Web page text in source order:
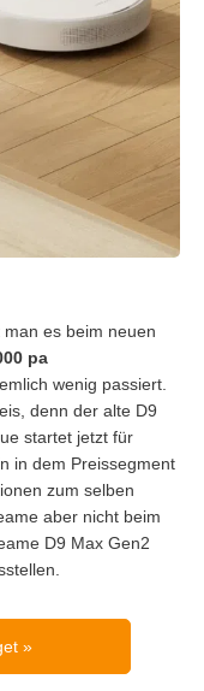
es beim neuen
pa
wenig passiert.
denn der alte D9
startet jetzt für
in dem Preissegment
zum selben
aber nicht beim
D9 Max Gen2